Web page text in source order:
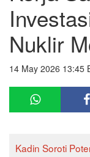
Nuklir
14 May 2026 13:45
Kadin Soroti